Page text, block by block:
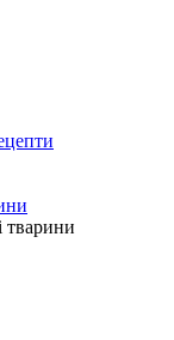
тварини